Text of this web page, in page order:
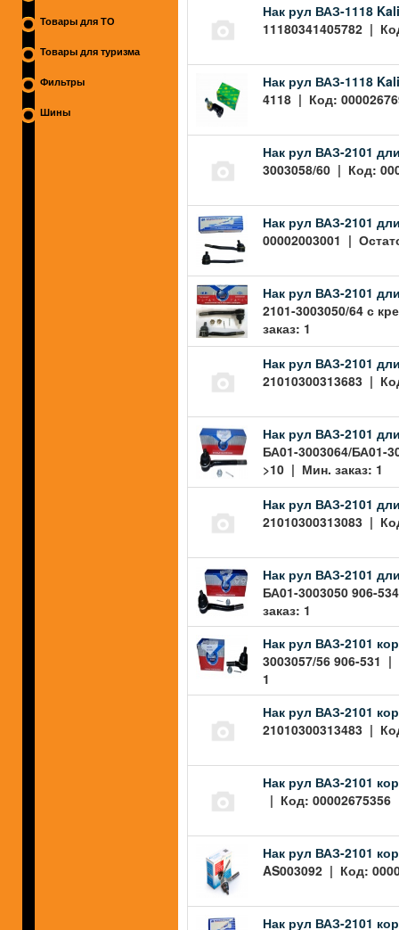
Товары для ТО
Товары для туризма
Фильтры
Шины
Нак рул ВАЗ-1118
11180341405782 |
Нак рул ВАЗ-1118
4118 | Код:
Нак рул ВАЗ-2101
3003058/60 | Код:
Нак рул ВАЗ-2101
00002003001 |
Нак рул ВАЗ-2101
2101-3003050/64 с
заказ: 1
Нак рул ВАЗ-2101
21010300313683 |
Нак рул ВАЗ-2101
БА01-3003064/БА01-
>10 | Мин. заказ: 1
Нак рул ВАЗ-2101
21010300313083 |
Нак рул ВАЗ-2101
БА01-3003050 906-
заказ: 1
Нак рул ВАЗ-2101
3003057/56 906-531
1
Нак рул ВАЗ-2101
21010300313483 |
Нак рул ВАЗ-2101
| Код:
Нак рул ВАЗ-2101
AS003092 | Код:
Нак рул ВАЗ-2101